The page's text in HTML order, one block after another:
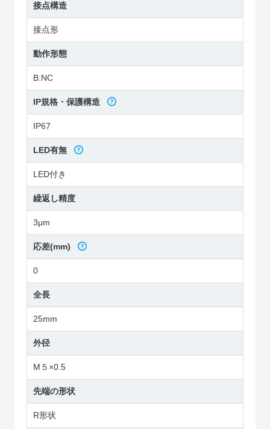
接点構造
接点形
動作形態
B:NC
IP規格・保護構造
IP67
LED有無
LED付き
繰返し精度
3μm
応差(mm)
0
全長
25mm
外径
M５×0.5
先端の形状
R形状